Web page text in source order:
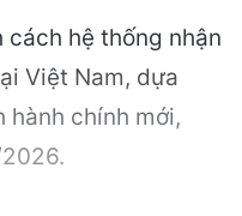
hệ thống nhận
Việt Nam, dựa
chính mới,